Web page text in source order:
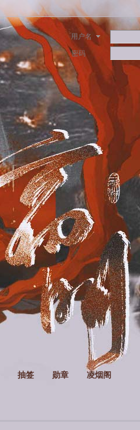
用户名
密码
抽签 勋章 凌烟阁